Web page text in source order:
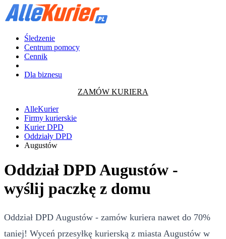
Śledzenie
Centrum pomocy
Cennik
Dla biznesu
ZAMÓW KURIERA
AlleKurier
Firmy kurierskie
Kurier DPD
Oddziały DPD
Augustów
Oddział DPD Augustów -
wyślij paczkę z domu
Oddział DPD Augustów - zamów kuriera nawet do 70%
taniej! Wyceń przesyłkę kurierską z miasta Augustów w